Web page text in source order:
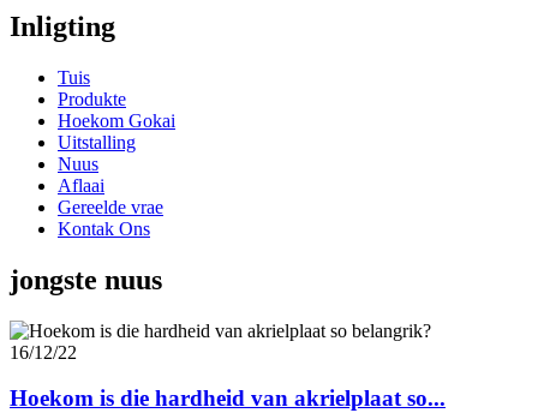
Inligting
Tuis
Produkte
Hoekom Gokai
Uitstalling
Nuus
Aflaai
Gereelde vrae
Kontak Ons
jongste nuus
16/12/22
Hoekom is die hardheid van akrielplaat so...